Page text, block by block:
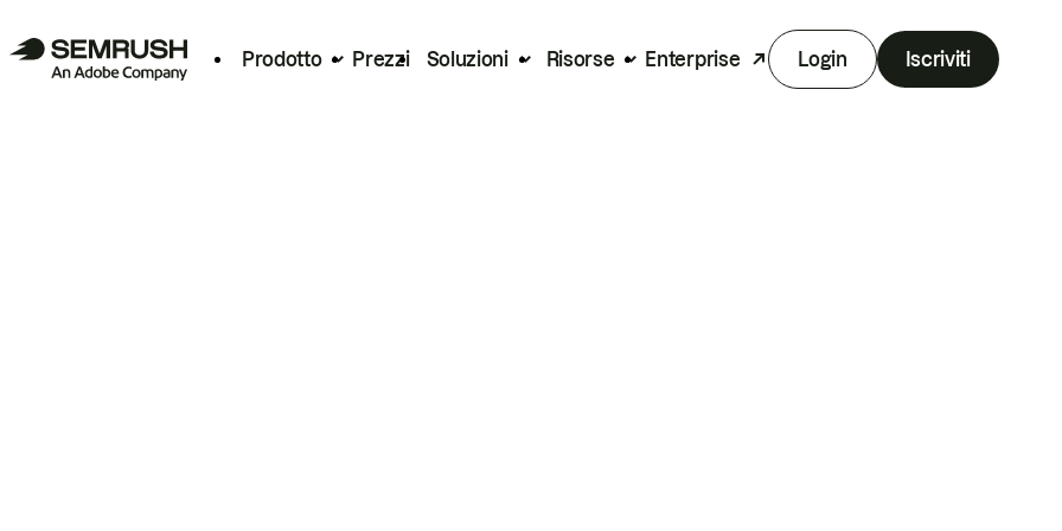
Prodotto Prezzi Soluzioni Risorse Enterprise Login Iscriviti